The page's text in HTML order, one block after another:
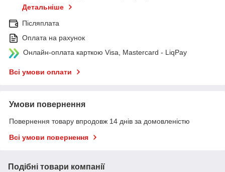
Детальніше
Післяплата
Оплата на рахунок
Онлайн-оплата карткою Visa, Mastercard - LiqPay
Всі умови оплати
Умови повернення
Повернення товару впродовж 14 днів за домовленістю
Всі умови повернення
Подібні товари компанії